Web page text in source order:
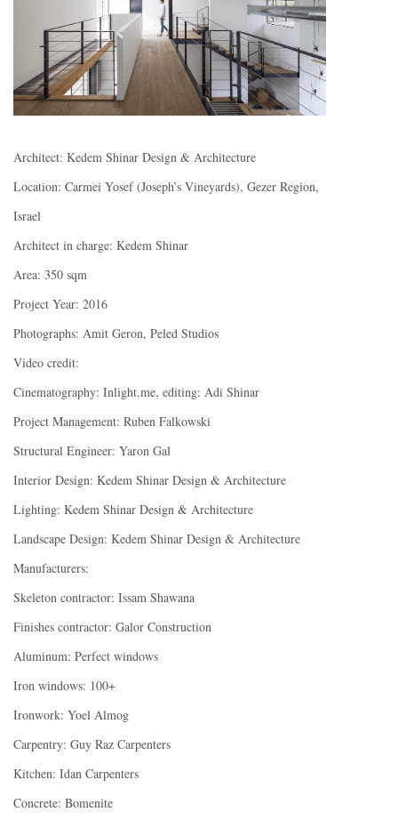
Architect: Kedem Shinar Design & Architecture
Location: Carmei Yosef (Joseph’s Vineyards), Gezer Region,
Israel
Architect in charge: Kedem Shinar
Area: 350 sqm
Project Year: 2016
Photographs: Amit Geron, Peled Studios
Video credit:
Cinematography: Inlight.me, editing: Adi Shinar
Project Management: Ruben Falkowski
Structural Engineer: Yaron Gal
Interior Design: Kedem Shinar Design & Architecture
Lighting: Kedem Shinar Design & Architecture
Landscape Design: Kedem Shinar Design & Architecture
Manufacturers:
Skeleton contractor: Issam Shawana
Finishes contractor: Galor Construction
Aluminum: Perfect windows
Iron windows: 100+
Ironwork: Yoel Almog
Carpentry: Guy Raz Carpenters
Kitchen: Idan Carpenters
Concrete: Bomenite